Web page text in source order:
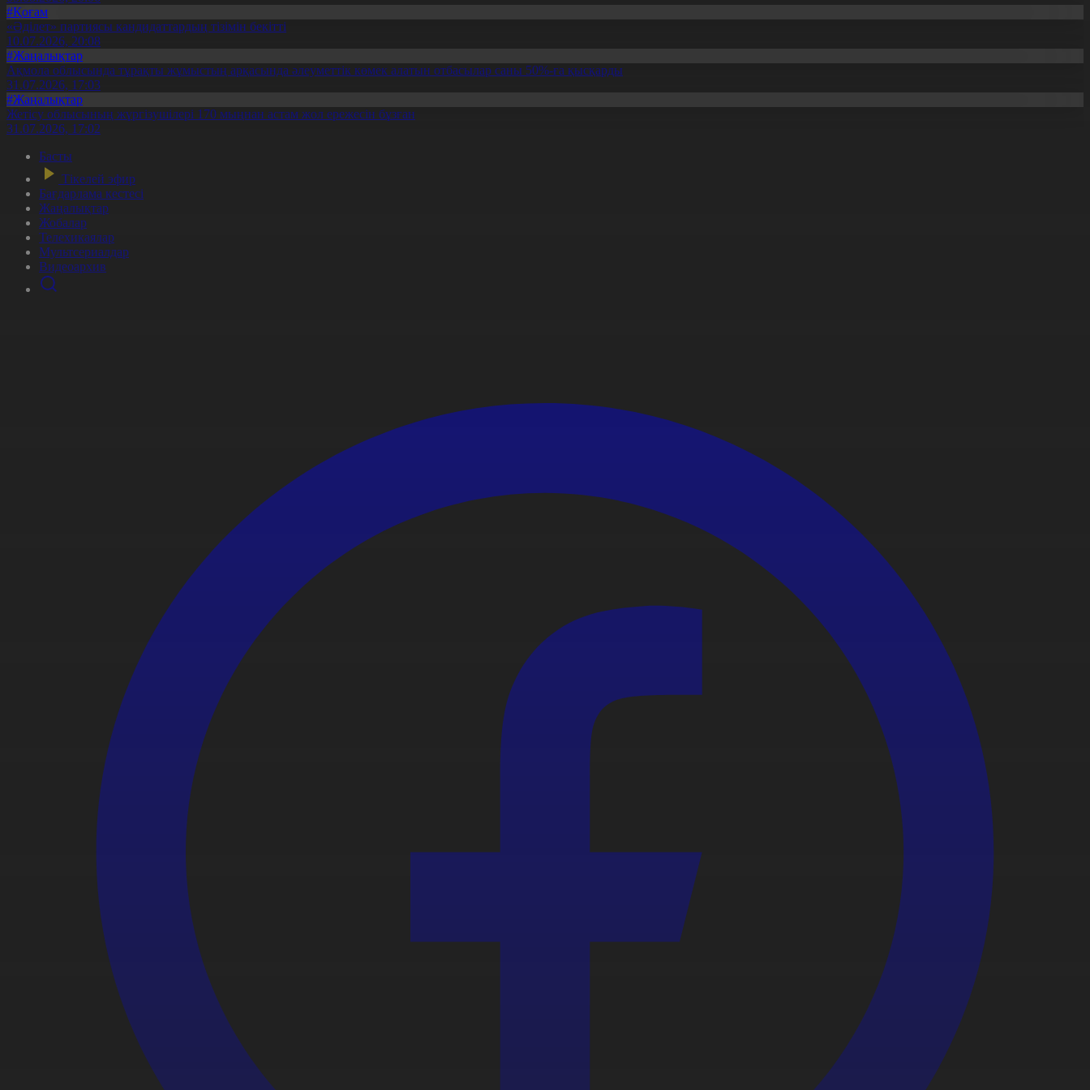
#Қоғам
«Әділет» партиясы кандидаттардың тізімін бекітті
10.07.2026, 20:08
#Жаңалықтар
Ақмола облысында тұрақты жұмыстың арқасында әлеуметтік көмек алатын отбасылар саны 50%-ға қысқарды
31.07.2026, 17:03
#Жаңалықтар
Жетісу облысының жүргізушілері 170 мыңнан астам жол ережесін бұзған
31.07.2026, 17:02
Басты
Тікелей эфир
Бағдарлама кестесі
Жаңалықтар
Жобалар
Телехикаялар
Мультсериалдар
Видеоархив